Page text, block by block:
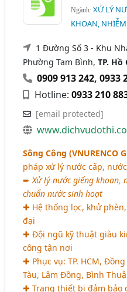
Ngành:XỬ LÝ
KHOAN,
1 Đường Số 3 - Khu
Phường Tam Bình,TP. Hồ
0909 913 242,0933
Hotline:0933 210
[email protected]
Sông Công (VNURENCO
pháp xử lý nước cấp,
➨Xử lý nước giếng khoan,
chuẩn nước sinh hoạt
✚ Hệ thống lọc, khử
đại
✚ Đội ngũ kỹ thuật giàu
công tận nơi
✚ Phục vụ: TP. HCM,
Tàu, Lâm Đồng, Bình
✚ Trang thiết bị đảm bảo